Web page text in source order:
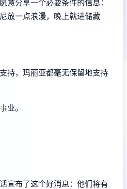
意分享一个必要条件的信息：
放一点浪漫，晚上就进储藏
持，玛丽亚都毫无保留地支持
业。
宣布了这个好消息：他们将有